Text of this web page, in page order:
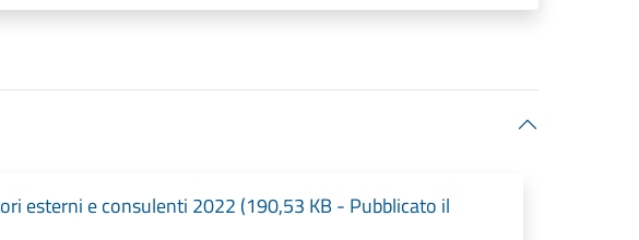
esterni e consulenti 2022 (190,53 KB - Pubblicato il